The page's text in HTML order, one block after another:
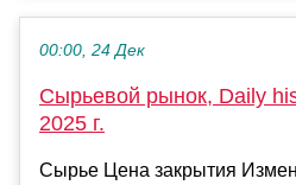
00:00, 24 Дек
Сырьевой рынок, Daily
2025 г.
Сырье Цена закрытия